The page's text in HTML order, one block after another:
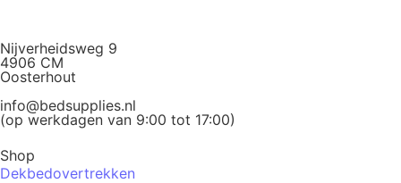
Nijverheidsweg 9
4906 CM
Oosterhout
info@bedsupplies.nl
(op werkdagen van 9:00 tot 17:00)
Shop
Dekbedovertrekken